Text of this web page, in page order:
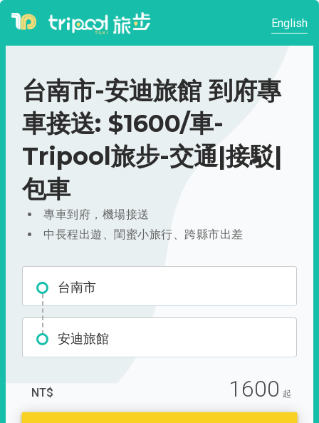
English
台南市-安迪旅館 到府專
車接送: $1600/車-
Tripool旅步-交通|接駁|
包車
專車到府，機場接送
中長程出遊、閨蜜小旅行、跨縣市出差
台南市
安迪旅館
NT$ 1600 起